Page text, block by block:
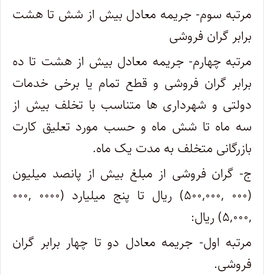
مرتبه سوم- جریمه معادل بیش از شش تا هشت
برابر گران فروشی
مرتبه چهارم- جریمه معادل بیش از هشت تا ده
برابر گران فروشی و قطع تمام یا برخی خدمات
دولتی و شهرداری ها متناسب با تخلف بیش از
سه ماه تا شش ماه و حسب مورد تعلیق کارت
بازرگانی متخلف به مدت یک ماه.
ج- گران فروشی از مبلغ بیش از پانصد میلیون
(۰۰۰ ,۵۰۰,۰۰۰) ریال تا پنج میلیارد (۰۰۰۰ ,۰۰۰
,۵,۰۰۰) ریال:
مرتبه اول- جریمه معادل دو تا چهار برابر گران
فروشی.